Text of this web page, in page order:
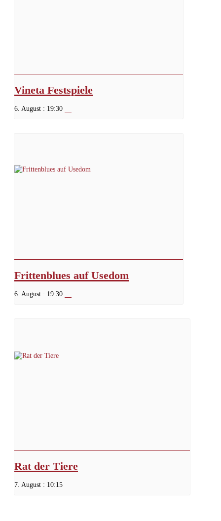
Vineta Festspiele
6. August : 19:30
Frittenblues auf Usedom
6. August : 19:30
Rat der Tiere
7. August : 10:15